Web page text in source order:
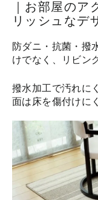
｜お部屋のア
リッシュなデ
防ダニ・抗菌・撥
けでなく、リビン
撥水加工で汚れに
面は床を傷付けに